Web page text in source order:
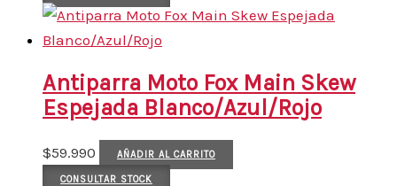
Antiparra Moto Fox Main Skew
Espejada Blanco/Azul/Rojo
$59.990 AÑADIR AL CARRITO
CONSULTAR STOCK